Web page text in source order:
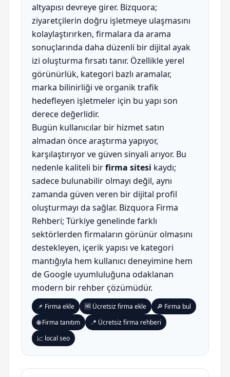
altyapısı devreye girer. Bizquora;
ziyaretçilerin doğru işletmeye ulaşmasını
kolaylaştırırken, firmalara da arama
sonuçlarında daha düzenli bir dijital ayak
izi oluşturma fırsatı tanır. Özellikle yerel
görünürlük, kategori bazlı aramalar,
marka bilinirliği ve organik trafik
hedefleyen işletmeler için bu yapı son
derece değerlidir.
Bugün kullanıcılar bir hizmet satın
almadan önce araştırma yapıyor,
karşılaştırıyor ve güven sinyali arıyor. Bu
nedenle kaliteli birfirma sitesi kaydı;
sadece bulunabilir olmayı değil, aynı
zamanda güven veren bir dijital profil
oluşturmayı da sağlar. Bizquora Firma
Rehberi; Türkiye genelinde farklı
sektörlerden firmaların görünür olmasını
destekleyen, içerik yapısı ve kategori
mantığıyla hem kullanıcı deneyimine hem
de Google uyumluluğuna odaklanan
modern bir rehber çözümüdür.
📌 Firma ekle 🆓 Ücretsiz firma ekle
🔎 Firma bul
🌐 Firma tanıtım
📍 Ücretsiz firma rehberi
📈 local seo